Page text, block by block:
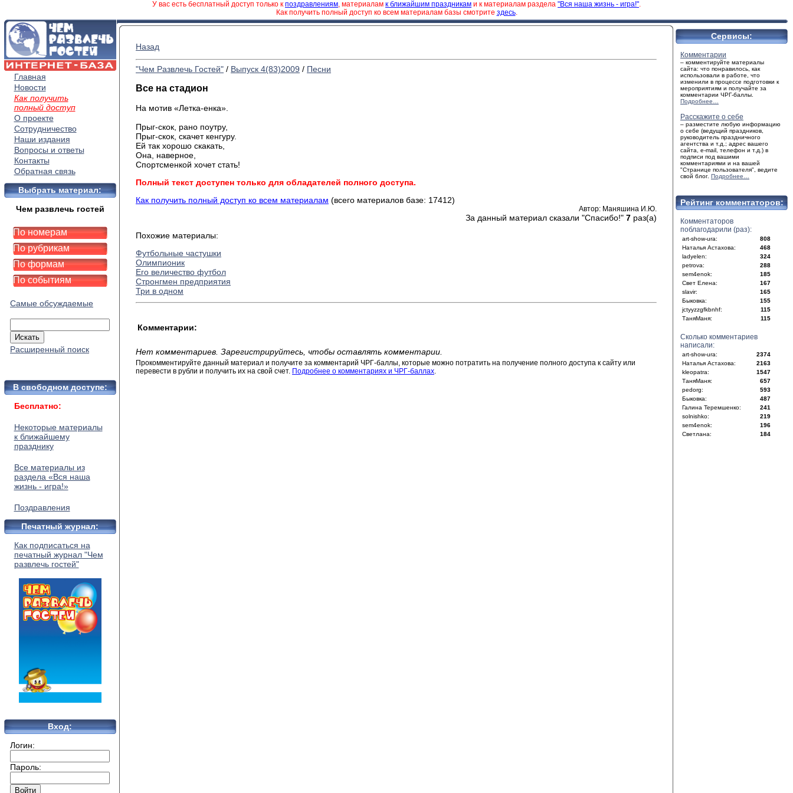
У вас есть бесплатный доступ только к поздравлениям, материалам к ближайшим праздникам и к материалам раздела "Вся наша жизнь - игра!".
Как получить полный доступ ко всем материалам базы смотрите здесь.
Главная
Новости
Как получить
полный доступ
О проекте
Сотрудничество
Наши издания
Вопросы и ответы
Контакты
Обратная связь
Выбрать материал:
Чем развлечь гостей
По номерам
По рубрикам
По формам
По событиям
Самые обсуждаемые
Расширенный поиск
В свободном доступе:
Бесплатно:
Некоторые материалы
к ближайшему
празднику
Все материалы из
раздела «Вся наша
жизнь - игра!»
Поздравления
Печатный журнал:
Как подписаться на
печатный журнал "Чем
развлечь гостей"
Вход:
Логин:
Пароль:
Назад
"Чем Развлечь Гостей" / Выпуск 4(83)2009 / Песни
Все на стадион
На мотив «Летка-енка».
Прыг-скок, рано поутру,
Прыг-скок, скачет кенгуру.
Ей так хорошо скакать,
Она, наверное,
Спортсменкой хочет стать!
Полный текст доступен только для обладателей полного доступа.
Как получить полный доступ ко всем материалам (всего материалов базе: 17412)
Автор: Маняшина И.Ю.
За данный материал сказали "Спасибо!" 7 раз(а)
Похожие материалы:
Футбольные частушки
Олимпионик
Его величество футбол
Стронгмен предприятия
Три в одном
Комментарии:
Нет комментариев. Зарегистрируйтесь, чтобы оставлять комментарии.
Прокомментируйте данный материал и получите за комментарий ЧРГ-баллы, которые можно потратить на получение полного доступа к сайту или
перевести в рубли и получить их на свой счет. Подробнее о комментариях и ЧРГ-баллах.
Сервисы:
Комментарии
– комментируйте материалы
сайта: что понравилось, как
использовали в работе, что
изменили в процессе подготовки к
мероприятиям и получайте за
комментарии ЧРГ-баллы.
Подробнее…
Расскажите о себе
– разместите любую информацию
о себе (ведущий праздников,
руководитель праздничного
агентства и т.д.; адрес вашего
сайта, e-mail, телефон и т.д.) в
подписи под вашими
комментариями и на вашей
"Странице пользователя", ведите
свой блог. Подробнее…
Рейтинг комментаторов:
Комментаторов
поблагодарили (раз):
art-show-ura:
808
Наталья Астахова:
468
ladyelen:
324
petrova:
288
sem4enok:
185
Свет Елена:
167
slavir:
165
Быковка:
155
jctyyzzgfkbnhf:
115
ТаняМаня:
115
Сколько комментариев
написали:
art-show-ura:
2374
Наталья Астахова:
2163
kleopatra:
1547
ТаняМаня:
657
pedorg:
593
Быковка:
487
Галина Теремшенко:
241
solnishko:
219
sem4enok:
196
Светлана:
184